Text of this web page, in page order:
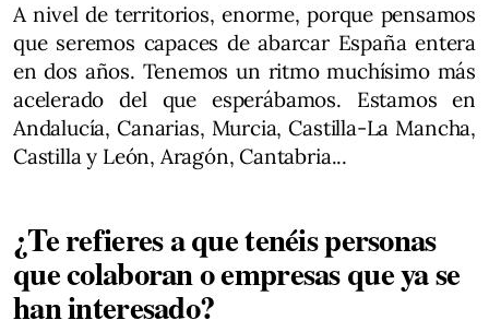
A nivel de territorios, enorme, porque pensamos
que seremos capaces de abarcar España entera
en dos años. Tenemos un ritmo muchísimo más
acelerado del que esperábamos. Estamos en
Andalucía, Canarias, Murcia, Castilla-La Mancha,
Castilla y León, Aragón, Cantabria...
¿Te refieres a que tenéis personas
que colaboran o empresas que ya se
han interesado?